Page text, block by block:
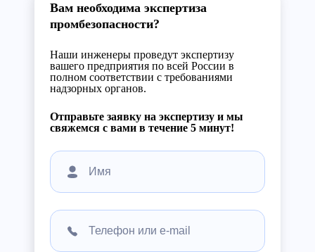
Вам необходима экспертиза
промбезопасности?
Наши инженеры проведут экспертизу
вашего предприятия по всей России в
полном соответствии с требованиями
надзорных органов.
Отправьте заявку на экспертизу и мы
свяжемся с вами в течение 5 минут!